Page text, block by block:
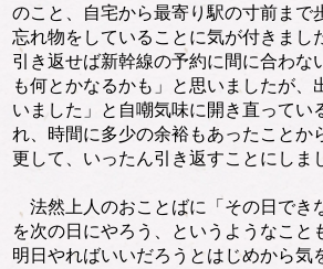
のこと、自宅から最寄り駅の寸前まで
忘れ物をしていることに気が付きまし
引き返せば新幹線の予約に間に合わな
も何とかなるかも」と思いましたが、
いました」と自嘲気味に開き直ってい
れ、時間に多少の余裕もあったことか
更して、いったん引き返すことにしま
法然上人のおことばに「その日でき
を次の日にやろう、というようなこと
明日やればいいだろうとはじめから気